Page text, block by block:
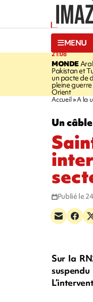
MENU
21:08
MONDE
Pakistan et
un pacte de
pleine
Orient
Accueil A la
Un
Publié le
Sur la